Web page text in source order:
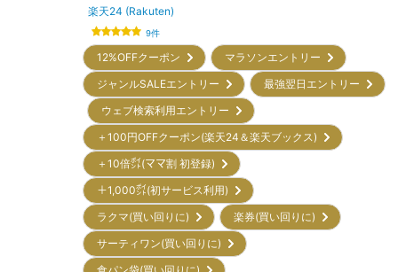
楽天24 (Rakuten)
9件
12%OFFクーポン
マラソンエントリー
ジャンルSALEエントリー
最強翌日エントリー
ウェブ検索利用エントリー
＋100円OFFクーポン(楽天24＆楽天ブックス)
＋10倍㌽(ママ割 初登録)
＋1,000㌽(初サービス利用)
ラクマ(買い回りに)
楽券(買い回りに)
サーティワン(買い回りに)